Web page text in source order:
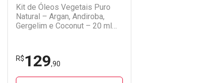
Ativar Desconto
Kit de Óleos Vegetais Puro
Natural – Argan, Andiroba,
Gergelim e Coconut – 20 ml
R$129,90